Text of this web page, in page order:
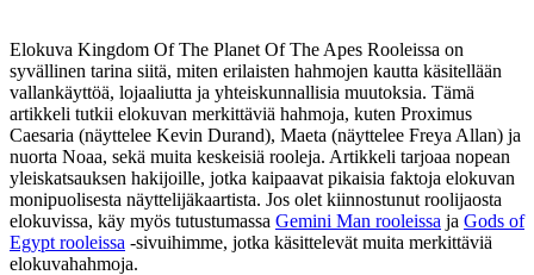
Elokuva Kingdom Of The Planet Of The Apes Rooleissa on
syvällinen tarina siitä, miten erilaisten hahmojen kautta käsitellään
vallankäyttöä, lojaaliutta ja yhteiskunnallisia muutoksia. Tämä
artikkeli tutkii elokuvan merkittäviä hahmoja, kuten Proximus
Caesaria (näyttelee Kevin Durand), Maeta (näyttelee Freya Allan) ja
nuorta Noaa, sekä muita keskeisiä rooleja. Artikkeli tarjoaa nopean
yleiskatsauksen hakijoille, jotka kaipaavat pikaisia faktoja elokuvan
monipuolisesta näyttelijäkaartista. Jos olet kiinnostunut roolijaosta
elokuvissa, käy myös tutustumassa Gemini Man rooleissa ja Gods of
Egypt rooleissa -sivuihimme, jotka käsittelevät muita merkittäviä
elokuvahahmoja.